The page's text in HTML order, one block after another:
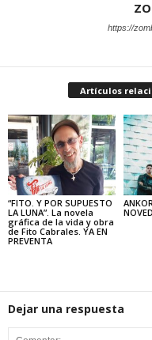
https://
Artículos
“FITO. Y POR SUPUESTO
LA LUNA”. La novela
gráfica de la vida y obra
de Fito Cabrales. YA EN
PREVENTA
Dejar una respuesta